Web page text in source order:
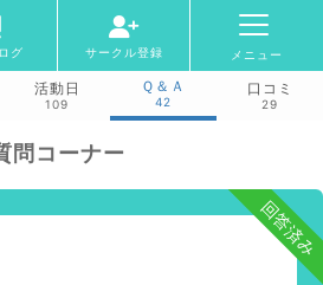
グ サークル登録 メニュー
活動日
109
Ｑ＆Ａ
42
口コミ
29
問コーナー
回答済み